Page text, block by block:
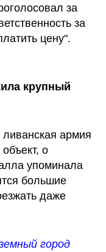
за
за
цену".
крупный
армия
о
упоминала
большие
даже
город